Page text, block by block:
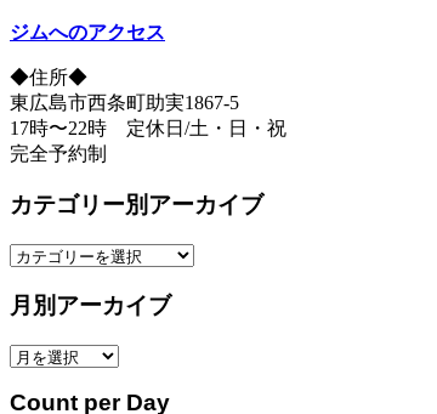
ジムへのアクセス
◆住所◆
東広島市西条町助実1867-5
17時〜22時 定休日/土・日・祝
完全予約制
カテゴリー別アーカイブ
カ
ゴ
ー
ア
月別アーカイブ
月
ア
Count per Day